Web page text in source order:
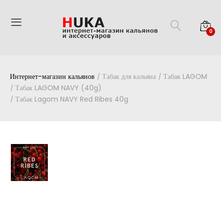
0
Интернет-магазин кальянов Табак для кальяна
Табак LAGOM
Табак LAGOM NAVY (40g)
Табак Lagom NAVY Red Ribes 40g